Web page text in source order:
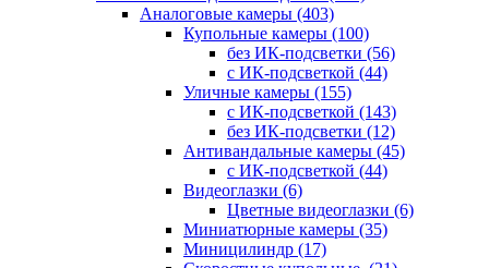
Аналоговые камеры (403)
Купольные камеры (100)
без ИК-подсветки (56)
с ИК-подсветкой (44)
Уличные камеры (155)
с ИК-подсветкой (143)
без ИК-подсветки (12)
Антивандальные камеры (45)
с ИК-подсветкой (44)
Видеоглазки (6)
Цветные видеоглазки (6)
Миниатюрные камеры (35)
Миницилиндр (17)